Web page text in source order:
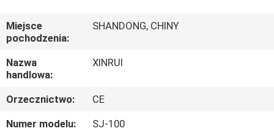
FILMY
O
NAS
Miejsce
pochodzenia:
SHANDONG, CHINY
Nazwa
handlowa:
XINRUI
Orzecznictwo:
CE
Numer modelu:
SJ-100